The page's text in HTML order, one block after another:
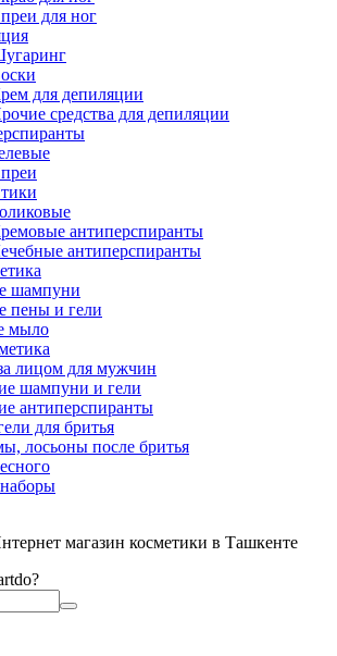
для ног
для депиляции
средства для депиляции
антиперспиранты
антиперспиранты
шампуни
пены и гели
мыло
лицом для мужчин
шампуни и гели
антиперспиранты
для бритья
лосьоны после бритья
магазин косметики в Ташкенте